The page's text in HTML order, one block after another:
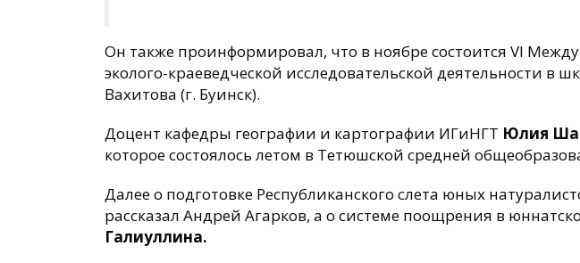
Он также проинформировал, что в ноябре состоится VI
эколого-краеведческой исследовательской деятельности
Вахитова (г. Буинск).
Доцент кафедры географии и картографии ИГиНГТ Юлия
которое состоялось летом в Тетюшской средней
Далее о подготовке Республиканского слета юных
рассказал Андрей Агарков, а о системе поощрения в
Галиуллина.